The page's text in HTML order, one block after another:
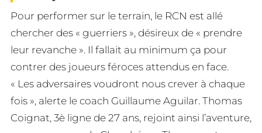
Pour performer sur le terrain, le RCN est allé
chercher des « guerriers », désireux de « prendre
leur revanche ». Il fallait au minimum ça pour
contrer des joueurs féroces attendus en face.
« Les adversaires voudront nous crever à chaque
fois », alerte le coach Guillaume Aguilar. Thomas
Coignat, 3è ligne de 27 ans, rejoint ainsi l’aventure,